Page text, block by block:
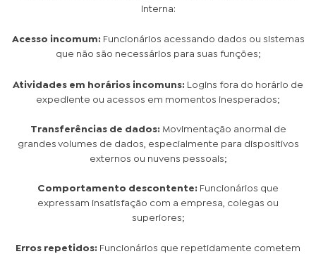
interna:
Acesso incomum: Funcionários acessando dados ou sistemas
que não são necessários para suas funções;
Atividades em horários incomuns: Logins fora do horário de
expediente ou acessos em momentos inesperados;
Transferências de dados: Movimentação anormal de
grandes volumes de dados, especialmente para dispositivos
externos ou nuvens pessoais;
Comportamento descontente: Funcionários que
expressam insatisfação com a empresa, colegas ou
superiores;
Erros repetidos: Funcionários que repetidamente cometem